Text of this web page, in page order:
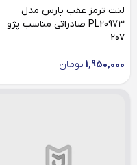
لنت ترمز عقب پارس مدل
PL20973 صادراتی مناسب پژو
207
1,950,000 تومان